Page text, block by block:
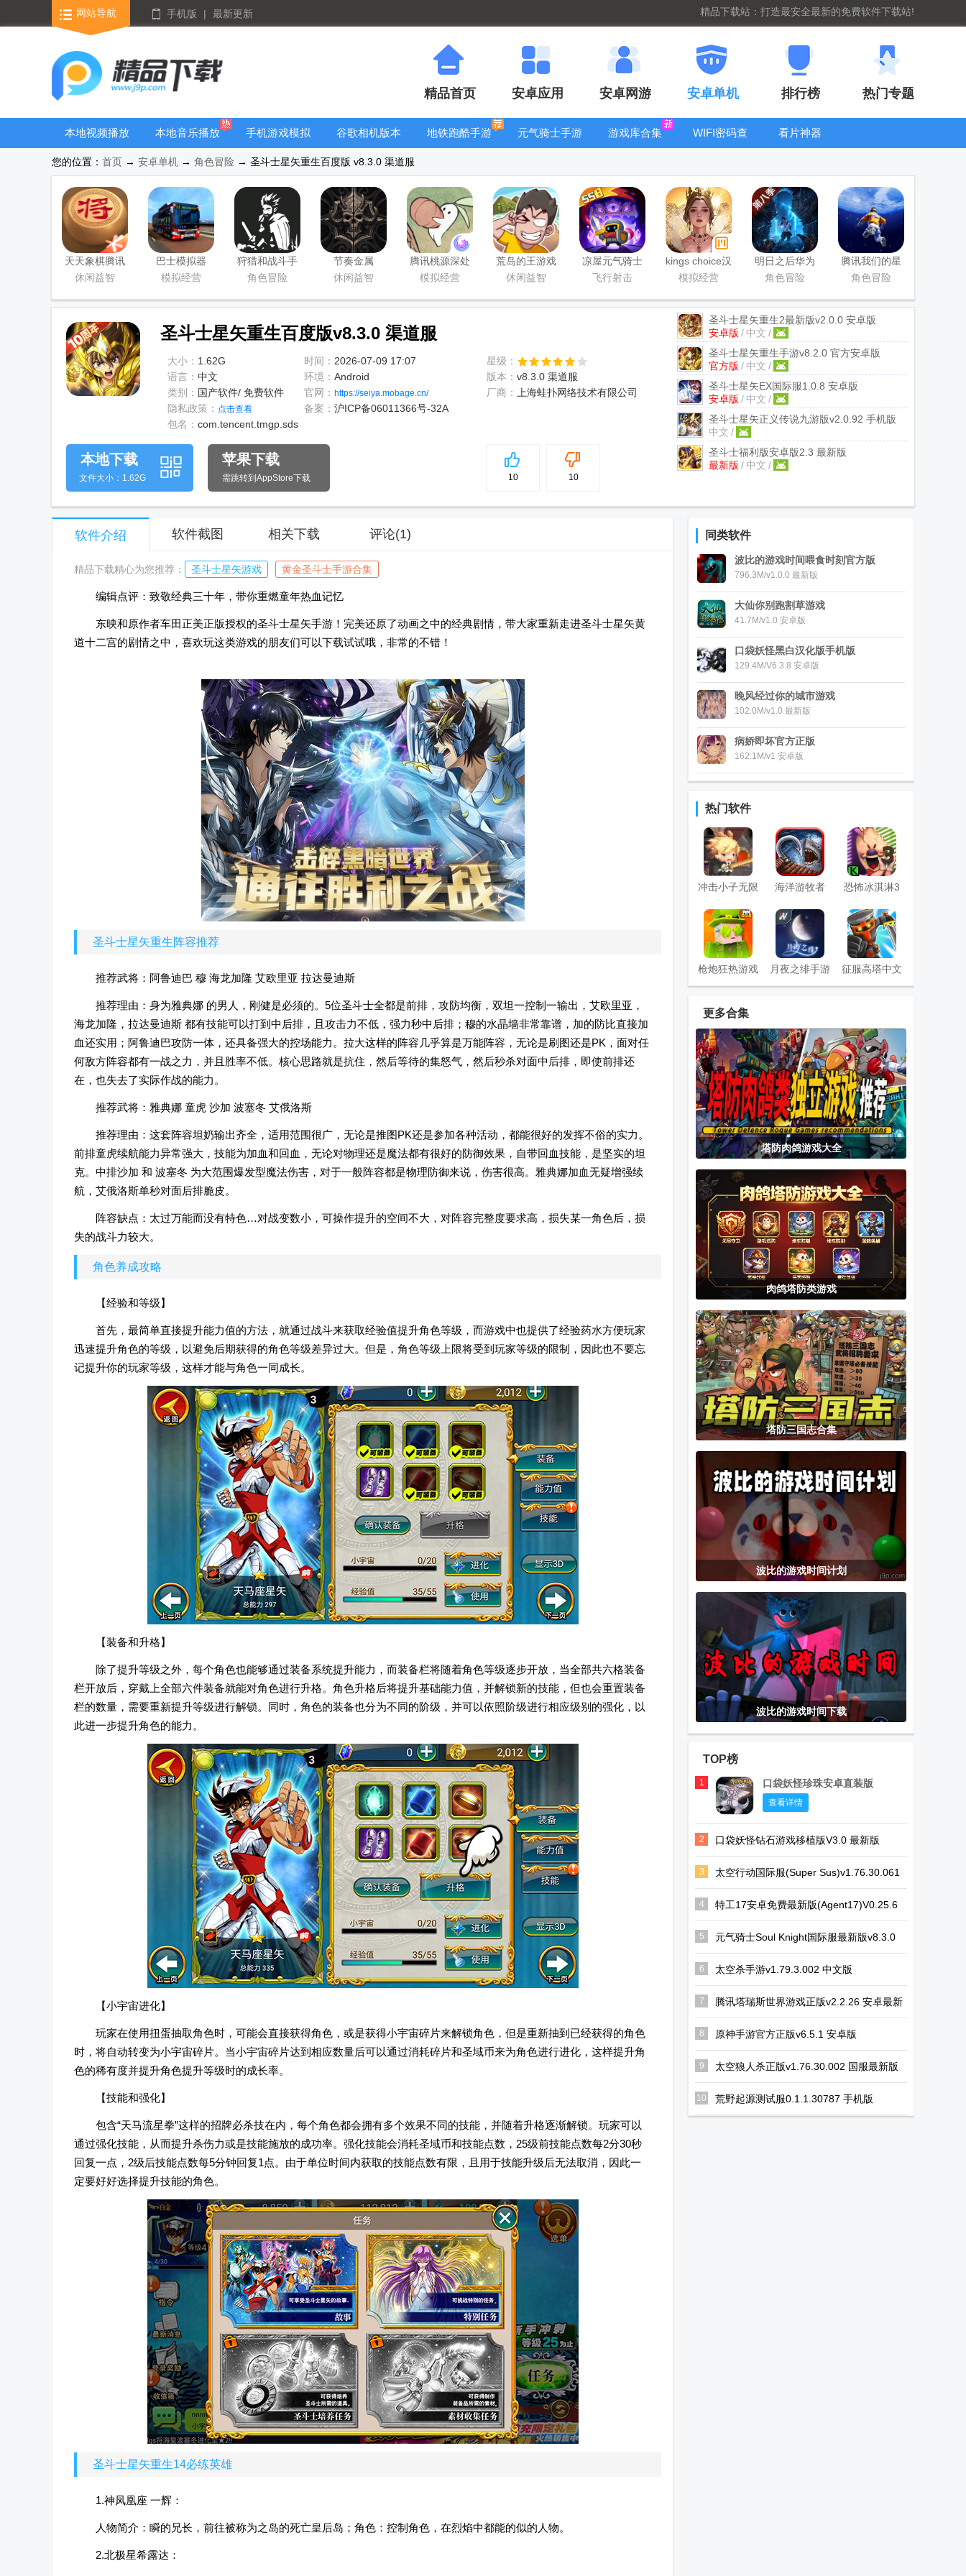
网站导航 手机版 | 最新更新 精品下载站：打造最安全最新的免费软件下载站!
精品首页 安卓应用 安卓网游 安卓单机 排行榜 热门专题
本地视频播放
本地音乐播放
手机游戏模拟
器安卓版合集
谷歌相机版本
地铁跑酷手游
元气骑士手游
游戏库合集
WIFI密码查
看片神器
全
您的位置： 首页 → 安卓单机 → 角色冒险 → 圣斗士星矢重生百度版 v8.3.0 渠道服
天天象棋腾讯
版正版
休闲益智
巴士模拟器
2023手游(bus
2023)
模拟经营
狩猎和战斗手
游(Hunt and
角色冒险
节奏金属
Rhythmetallic
休闲益智
腾讯桃源深处
有人家体验服
模拟经营
荒岛的王游戏
官方版
休闲益智
凉屋元气骑士
前传手游
飞行射击
kings choice汉
化版正版
模拟经营
明日之后华为
渠道服安装包
角色冒险
腾讯我们的星
球官方最新版
角色冒险
圣斗士星矢重生百度版v8.3.0 渠道服
大小： 1.62G 时间： 2026-07-09 17:07
星级：
语言： 中文 环境： Android 版本： v8.3.0 渠道服
类别： 国产软件/ 免费软件 官网： https://seiya.mobage.cn/ 厂商：
上海蛙扑网络技术有限公司
隐私政策： 点击查看 备案： 沪ICP备06011366号-32A
包名： com.tencent.tmgp.sds
圣斗士星矢重生2最新版v2.0.0 安卓版
安卓版 / 中文 /
圣斗士星矢重生手游v8.2.0 官方安卓版
官方版 / 中文 /
圣斗士星矢EX国际服1.0.8 安卓版
安卓版 / 中文 /
圣斗士星矢正义传说九游版v2.0.92 手机版
中文 /
圣斗士福利版安卓版2.3 最新版
最新版 / 中文 /
5
10 10
本地下载
文件大小：1.62G
苹果下载
需跳转到AppStore下载
软件介绍 软件截图 相关下载 评论(1)
精品下载精心为您推荐： 圣斗士星矢游戏 黄金圣斗士手游合集
编辑点评：致敬经典三十年，带你重燃童年热血记忆
东映和原作者车田正美正版授权的圣斗士星矢手游！完美还原了动画之中的经典剧情，带大家重新走进圣斗士星矢黄
道十二宫的剧情之中，喜欢玩这类游戏的朋友们可以下载试试哦，非常的不错！
圣斗士星矢重生阵容推荐
推荐武将：阿鲁迪巴 穆 海龙加隆 艾欧里亚 拉达曼迪斯
推荐理由：身为雅典娜 的男人，刚健是必须的。5位圣斗士全都是前排，攻防均衡，双坦一控制一输出，艾欧里亚，
海龙加隆，拉达曼迪斯 都有技能可以打到中后排，且攻击力不低，强力秒中后排；穆的水晶墙非常靠谱，加的防比直接加
血还实用；阿鲁迪巴攻防一体，还具备强大的控场能力。拉大这样的阵容几乎算是万能阵容，无论是刷图还是PK，面对任
何敌方阵容都有一战之力，并且胜率不低。核心思路就是抗住，然后等待的集怒气，然后秒杀对面中后排，即使前排还
在，也失去了实际作战的能力。
推荐武将：雅典娜 童虎 沙加 波塞冬 艾俄洛斯
推荐理由：这套阵容坦奶输出齐全，适用范围很广，无论是推图PK还是参加各种活动，都能很好的发挥不俗的实力。
前排童虎续航能力异常强大，技能为加血和回血，无论对物理还是魔法都有很好的防御效果，自带回血技能，是坚实的坦
克。中排沙加 和 波塞冬 为大范围爆发型魔法伤害，对于一般阵容都是物理防御来说，伤害很高。雅典娜加血无疑增强续
航，艾俄洛斯单秒对面后排脆皮。
阵容缺点：太过万能而没有特色…对战变数小，可操作提升的空间不大，对阵容完整度要求高，损失某一角色后，损
失的战斗力较大。
角色养成攻略
【经验和等级】
首先，最简单直接提升能力值的方法，就通过战斗来获取经验值提升角色等级，而游戏中也提供了经验药水方便玩家
迅速提升角色的等级，以避免后期获得的角色等级差异过大。但是，角色等级上限将受到玩家等级的限制，因此也不要忘
记提升你的玩家等级，这样才能与角色一同成长。
【装备和升格】
除了提升等级之外，每个角色也能够通过装备系统提升能力，而装备栏将随着角色等级逐步开放，当全部共六格装备
栏开放后，穿戴上全部六件装备就能对角色进行升格。角色升格后将提升基础能力值，并解锁新的技能，但也会重置装备
栏的数量，需要重新提升等级进行解锁。同时，角色的装备也分为不同的阶级，并可以依照阶级进行相应级别的强化，以
此进一步提升角色的能力。
【小宇宙进化】
玩家在使用扭蛋抽取角色时，可能会直接获得角色，或是获得小宇宙碎片来解锁角色，但是重新抽到已经获得的角色
时，将自动转变为小宇宙碎片。当小宇宙碎片达到相应数量后可以通过消耗碎片和圣域币来为角色进行进化，这样提升角
色的稀有度并提升角色提升等级时的成长率。
【技能和强化】
包含“天马流星拳”这样的招牌必杀技在内，每个角色都会拥有多个效果不同的技能，并随着升格逐渐解锁。玩家可以
通过强化技能，从而提升杀伤力或是技能施放的成功率。强化技能会消耗圣域币和技能点数，25级前技能点数每2分30秒
回复一点，2级后技能点数每5分钟回复1点。由于单位时间内获取的技能点数有限，且用于技能升级后无法取消，因此一
定要好好选择提升技能的角色。
圣斗士星矢重生14必练英雄
1.神凤凰座 一辉：
人物简介：瞬的兄长，前往被称为之岛的死亡皇后岛；角色：控制角色，在烈焰中都能的似的人物。
2.北极星希露达：
同类软件
波比的游戏时间喂食时刻官方版
796.3M/v1.0.0 最新版
大仙你别跑割草游戏
41.7M/v1.0 安卓版
口袋妖怪黑白汉化版手机版
129.4M/V6.3.8 安卓版
晚风经过你的城市游戏
102.0M/v1.0 最新版
病娇即坏官方正版
162.1M/v1 安卓版
热门软件
冲击小子无限
钻石版
海洋游牧者
Raft Survival
国际版
恐怖冰淇淋3
国际版
枪炮狂热游戏
(Fan of Guns)
月夜之绯手游
征服高塔中文
无限钻石
我的小花仙无
限金币版
只有一个真相
游戏无限提示
版
狂暴战龙去广
告版
星球小队最新
版
拳皇99拳皇99
无敌金手指版
三国轮回录之
吕布传官方正
版
波比的游戏时
间喂食时刻官
夸父追日无限
金币版
卡罗姆台球游
戏Carrom
Disc Pool
大仙你别跑割
草游戏
阵守三国最新
版
广告版
更多合集
塔防肉鸽游戏大全
肉鸽塔防类游戏
塔防三国志合集
波比的游戏时间计划
波比的游戏时间下载
TOP榜
1 口袋妖怪珍珠安卓直装版
查看详情
2 口袋妖怪钻石游戏移植版V3.0 最新版
3
太空行动国际服(Super Sus)v1.76.30.061
安卓最新版
4
特工17安卓免费最新版(Agent17)V0.25.6
安卓版
5
元气骑士Soul Knight国际服最新版v8.3.0
安卓最新版
6 太空杀手游v1.79.3.002 中文版
7
腾讯塔瑞斯世界游戏正版v2.2.26 安卓最新
版
8 原神手游官方正版v6.5.1 安卓版
9 太空狼人杀正版v1.76.30.002 国服最新版
10 荒野起源测试服0.1.1.30787 手机版